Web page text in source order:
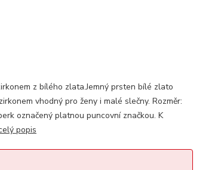
z bílého zlata.Jemný prsten bílé zlato
vhodný pro ženy i malé slečny. Rozměr:
označený platnou puncovní značkou. K
popis